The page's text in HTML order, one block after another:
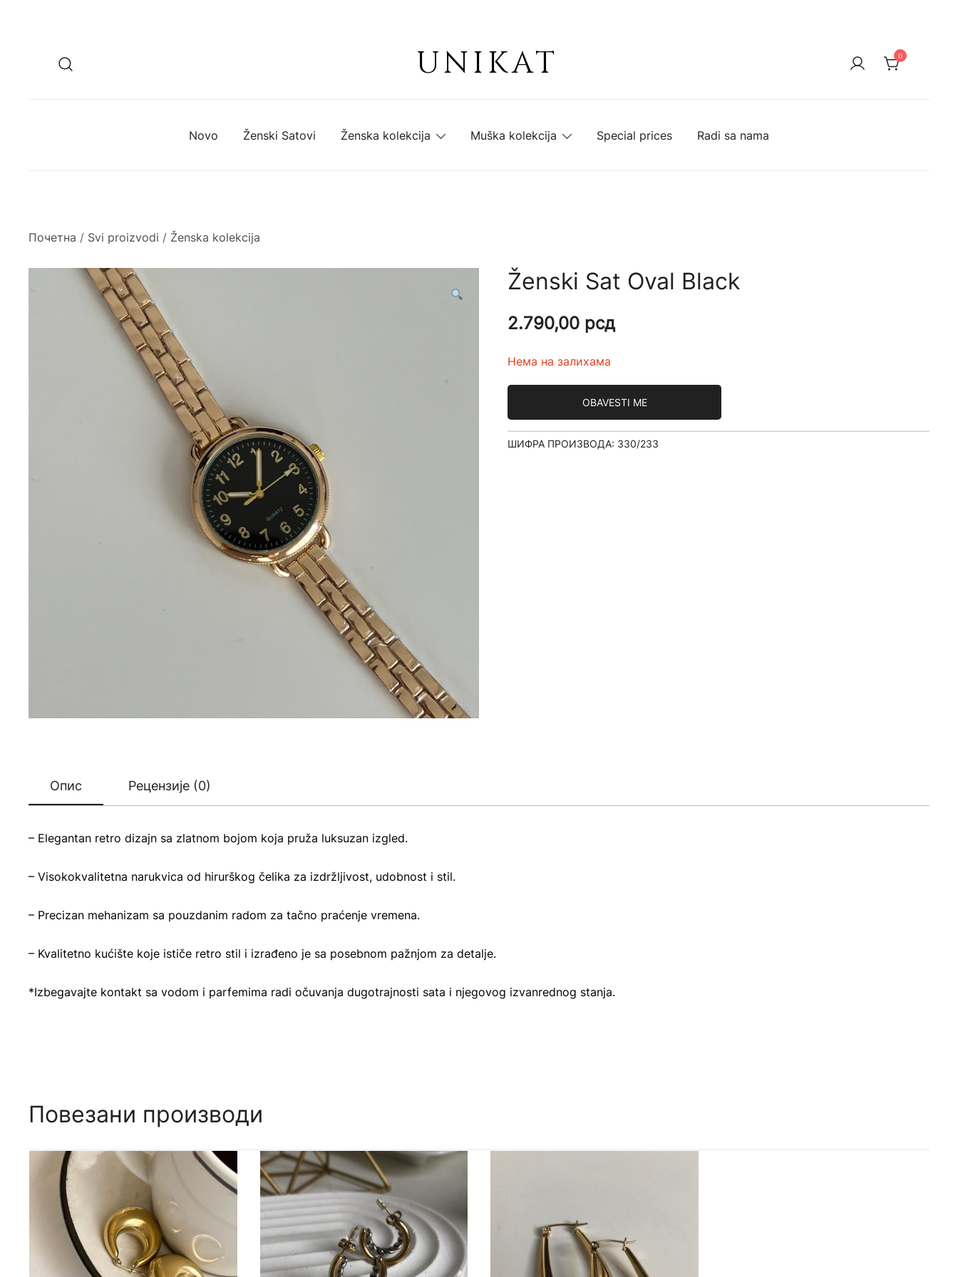
UNIKAT 0
Novo Ženski Satovi Ženska kolekcija Muška kolekcija Special prices Radi sa nama
Почетна / Svi proizvodi / Ženska kolekcija
Ženski Sat Oval Black
2.790,00 рсд
Нема на залихама
OBAVESTI ME
ШИФРА ПРОИЗВОДА: 330/233
Опис Рецензије (0)
– Elegantan retro dizajn sa zlatnom bojom koja pruža luksuzan izgled.
– Visokokvalitetna narukvica od hirurškog čelika za izdržljivost, udobnost i stil.
– Precizan mehanizam sa pouzdanim radom za tačno praćenje vremena.
– Kvalitetno kućište koje ističe retro stil i izrađeno je sa posebnom pažnjom za detalje.
*Izbegavajte kontakt sa vodom i parfemima radi očuvanja dugotrajnosti sata i njegovog izvanrednog stanja.
Повезани производи